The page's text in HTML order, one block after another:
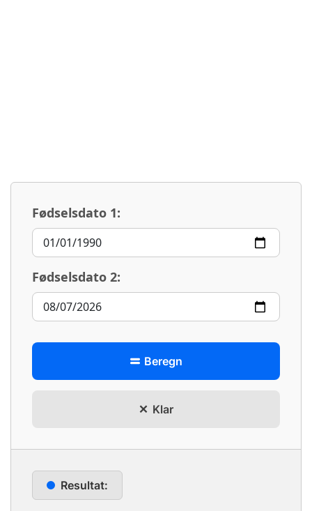
Fødselsdato 1:
Fødselsdato 2:
Beregn
Klar
Resultat: